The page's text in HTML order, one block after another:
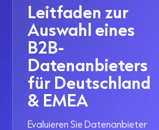
Leitfaden zur
Auswahl eines
B2B-
Datenanbieters
für Deutschland
& EMEA
Evaluieren Sie Datenanbieter